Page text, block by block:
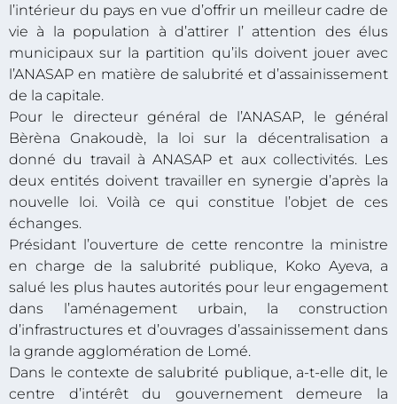
l’intérieur du pays en vue d’offrir un meilleur cadre de
vie à la population à d’attirer l’ attention des élus
municipaux sur la partition qu’ils doivent jouer avec
l’ANASAP en matière de salubrité et d’assainissement
de la capitale.
Pour le directeur général de l’ANASAP, le général
Bèrèna Gnakoudè, la loi sur la décentralisation a
donné du travail à ANASAP et aux collectivités. Les
deux entités doivent travailler en synergie d’après la
nouvelle loi. Voilà ce qui constitue l’objet de ces
échanges.
Présidant l’ouverture de cette rencontre la ministre
en charge de la salubrité publique, Koko Ayeva, a
salué les plus hautes autorités pour leur engagement
dans l’aménagement urbain, la construction
d’infrastructures et d’ouvrages d’assainissement dans
la grande agglomération de Lomé.
Dans le contexte de salubrité publique, a-t-elle dit, le
centre d’intérêt du gouvernement demeure la